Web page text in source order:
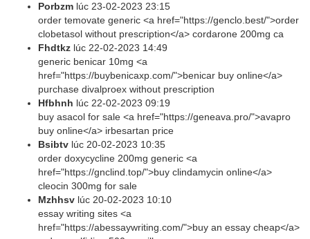
Porbzm lúc 23-02-2023 23:15
order temovate generic <a href="https://genclo.best/">order
clobetasol without prescription</a> cordarone 200mg ca
Fhdtkz lúc 22-02-2023 14:49
generic benicar 10mg <a
href="https://buybenicaxp.com/">benicar buy online</a>
purchase divalproex without prescription
Hfbhnh lúc 22-02-2023 09:19
buy asacol for sale <a href="https://geneava.pro/">avapro
buy online</a> irbesartan price
Bsibtv lúc 20-02-2023 10:35
order doxycycline 200mg generic <a
href="https://gnclind.top/">buy clindamycin online</a>
cleocin 300mg for sale
Mzhhsv lúc 20-02-2023 10:10
essay writing sites <a
href="https://abessaywriting.com/">buy an essay cheap</a>